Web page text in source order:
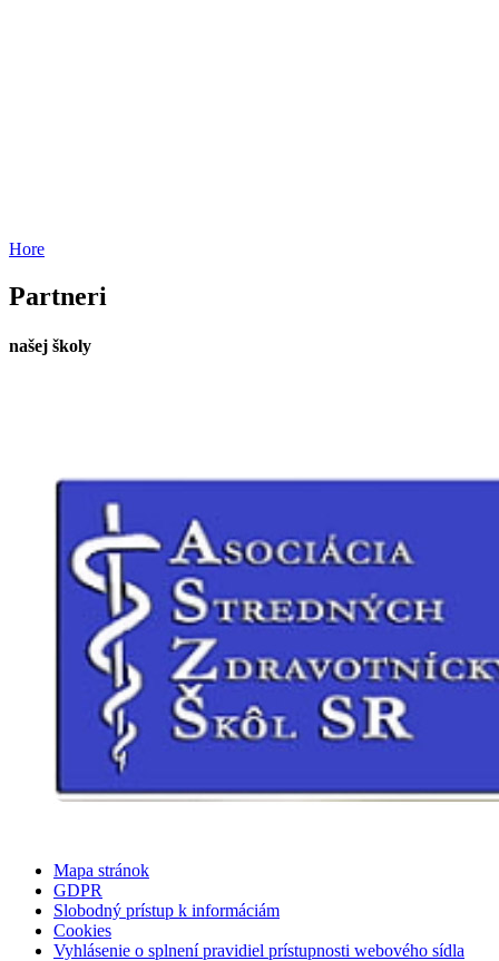
Hore
Partneri
našej školy
Mapa stránok
GDPR
Slobodný prístup k informáciám
Cookies
Vyhlásenie o splnení pravidiel prístupnosti webového sídla